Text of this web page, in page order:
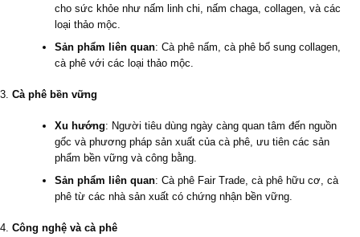
cho sức khỏe như nấm linh chi, nấm chaga, collagen, và các
loại thảo mộc.
Sản phẩm liên quan: Cà phê nấm, cà phê bổ sung collagen,
cà phê với các loại thảo mộc.
Cà phê bền vững
Xu hướng: Người tiêu dùng ngày càng quan tâm đến nguồn
gốc và phương pháp sản xuất của cà phê, ưu tiên các sản
phẩm bền vững và công bằng.
Sản phẩm liên quan: Cà phê Fair Trade, cà phê hữu cơ, cà
phê từ các nhà sản xuất có chứng nhận bền vững.
Công nghệ và cà phê